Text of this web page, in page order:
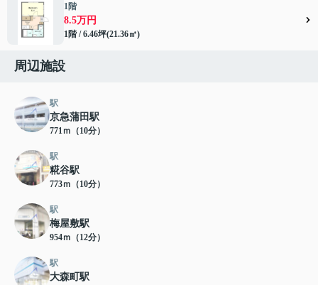
1階
8.5万円
1階 / 6.46坪(21.36㎡)
周辺施設
駅
京急蒲田駅
771ｍ（10分）
駅
糀谷駅
773ｍ（10分）
駅
梅屋敷駅
954ｍ（12分）
駅
大森町駅